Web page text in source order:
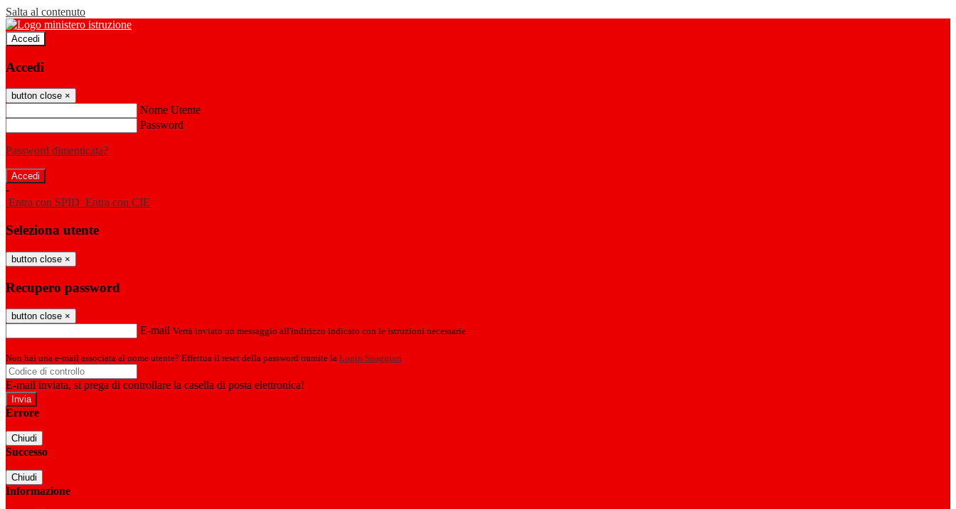
Salta al contenuto
Accedi
Accedi
button close ×
Nome Utente
Password
Password dimenticata?
-
Entra con SPID Entra con CIE
Seleziona utente
button close ×
Recupero password
button close ×
E-mail Verrà inviato un messaggio all'indirizzo indicato con le istruzioni necessarie.
Non hai una e-mail associata al nome utente? Effettua il reset della password tramite la Login Spaggiari
E-mail inviata, si prega di controllare la casella di posta elettronica!
Errore
Chiudi
Successo
Chiudi
Informazione